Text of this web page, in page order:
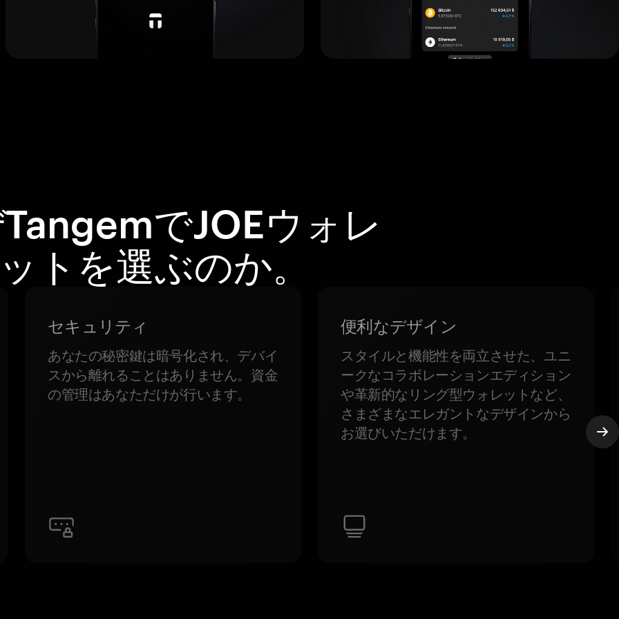
でJOEウォレ
トを選ぶのか。
セキュリティ
あなたの秘密鍵は暗号化され、デバイ
スから離れることはありません。資金
の管理はあなただけが行います。
便利なデザイン
スタイルと機能性を両立させた、ユニ
ークなコラボレーションエディション
や革新的なリング型ウォレットなど、
さまざまなエレガントなデザインから
お選びいただけます。